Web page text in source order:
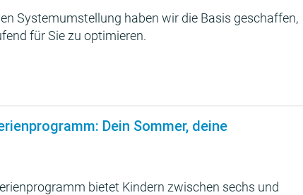
Systemumstellung haben wir die Basis geschaffen,
für Sie zu optimieren.
Dein Sommer, deine
bietet Kindern zwischen sechs und